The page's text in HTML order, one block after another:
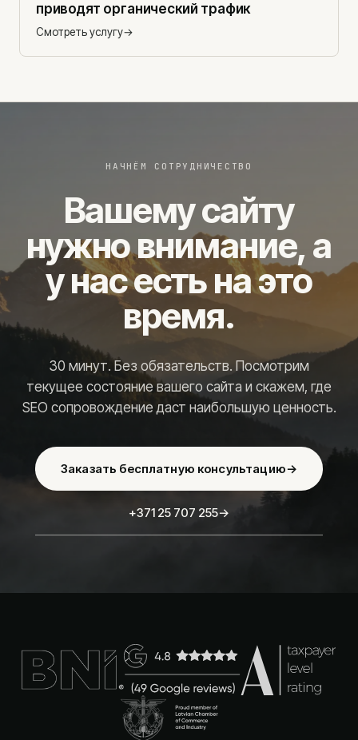
приводят органический трафик
Смотреть услугу→
НАЧНЁМ СОТРУДНИЧЕСТВО
Вашему сайту
нужно внимание, а
у нас есть на это
время.
30 минут. Без обязательств. Посмотрим
текущее состояние вашего сайта и скажем, где
SEO сопровождение даст наибольшую ценность.
Заказать бесплатную консультацию→
+371 25 707 255→